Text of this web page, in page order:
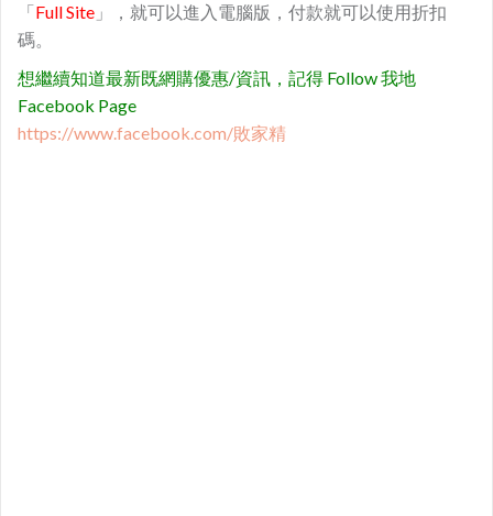
「Full Site 」，就可以進入電腦版，付款就可以使用折扣
碼。
想繼續知道最新既網購優惠/資訊，記得 Follow 我地
Facebook Page
https://www.facebook.com/敗家精